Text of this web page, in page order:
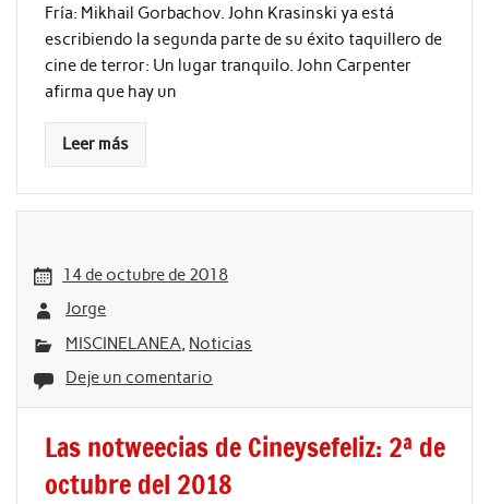
Fría: Mikhail Gorbachov. John Krasinski ya está
escribiendo la segunda parte de su éxito taquillero de
cine de terror: Un lugar tranquilo. John Carpenter
afirma que hay un
Leer más
14 de octubre de 2018
Jorge
MISCINELANEA Noticias
Deje un comentario
Las notweecias de Cineysefeliz: 2ª de
octubre del 2018